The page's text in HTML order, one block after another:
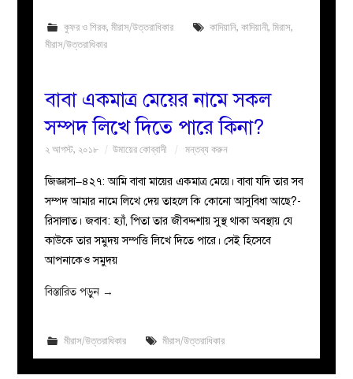
কুফর ও শিরক, মীরাস/উত্তরাধিকার কাদিয়ানি, কাদিয়ানী, মিরাস,
মীরাস/উত্তরাধিকার
বাবা একমাত্র মেয়ের নামে সকল
সম্পদ লিখে দিতে পারে কিনা?
২ আগস্ট, ২০১৮ উমায়ের কোব্বাদী মন্তব্য করুন
জিজ্ঞাসা–৪২৭: আমি বাবা মায়ের একমাত্র মেয়ে। বাবা যদি তার সব
সম্পদ আমার নামে লিখে দেয় তাহলে কি কোনো আসুবিধা আছে?-
রিসালাত। জবাব: হ্যাঁ, পিতা তার জীবদ্দশায় সুস্থ থাকা অবস্থায় যে
কাউকে তার সমুদয় সম্পত্তি লিখে দিতে পারে। সেই হিসেবে
আপনাকেও সমুদয়
বিস্তারিত পড়ুন →
মীরাস/উত্তরাধিকার মীরাস/উত্তরাধিকার